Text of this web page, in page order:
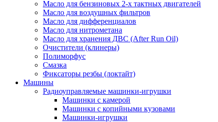
Масло для бензиновых 2-х тактных двигателей
Масло для воздушных фильтров
Масло для дифференциалов
Масло для нитрометана
Масло для хранения ДВС (After Run Oil)
Очистители (клинеры)
Полиморфус
Смазка
Фиксаторы резбы (локтайт)
Машины
Радиоуправляемые машинки-игрушки
Машинки с камерой
Машинки с копийными кузовами
Машинки-игрушки